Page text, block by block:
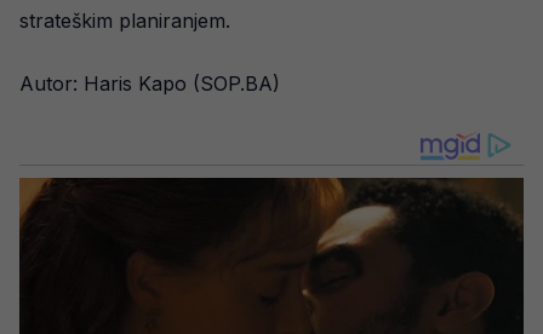
strateškim planiranjem.
Autor: Haris Kapo (SOP.BA)